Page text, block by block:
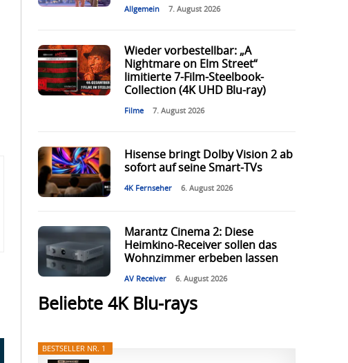
Allgemein 7. August 2026
Wieder vorbestellbar: „A
Nightmare on Elm Street“
limitierte 7-Film-Steelbook-
Collection (4K UHD Blu-ray)
Filme 7. August 2026
Hisense bringt Dolby Vision 2 ab
sofort auf seine Smart-TVs
4K Fernseher 6. August 2026
Marantz Cinema 2: Diese
Heimkino-Receiver sollen das
Wohnzimmer erbeben lassen
AV Receiver 6. August 2026
Beliebte 4K Blu-rays
BESTSELLER NR. 1